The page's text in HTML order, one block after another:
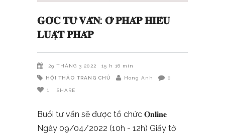
𝐆𝐎́𝐂 𝐓𝐔̛ 𝐕𝐀̂́𝐍: 𝐎̛̉ 𝐏𝐇𝐀́𝐏 𝐇𝐈𝐄̂̉𝐔
𝐋𝐔𝐀̣̂𝐓 𝐏𝐇𝐀́𝐏
29 THÁNG 3 2022 15 h 16 min
HỘI THẢO TRANG CHỦ Hong Anh 0
1 SHARE
Buổi tư vấn sẽ được tổ chức 𝐎𝐧𝐥𝐢𝐧𝐞
Ngày 09/04/2022 (10h - 12h) Giấy tờ